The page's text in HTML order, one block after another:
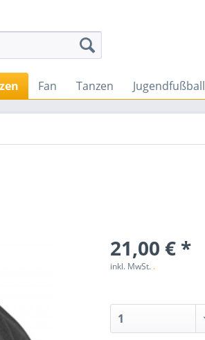
Fan Tanzen Jugendfußball
21,00 € *
inkl. MwSt. .